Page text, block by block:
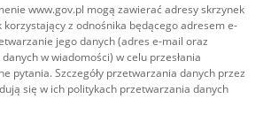
www.gov.pl mogą zawierać adresy skrzynek
korzystający z odnośnika będącego adresem e-
jego danych (adres e-mail oraz
w wiadomości) w celu przesłania
pytania. Szczegóły przetwarzania danych przez
się w ich politykach przetwarzania danych